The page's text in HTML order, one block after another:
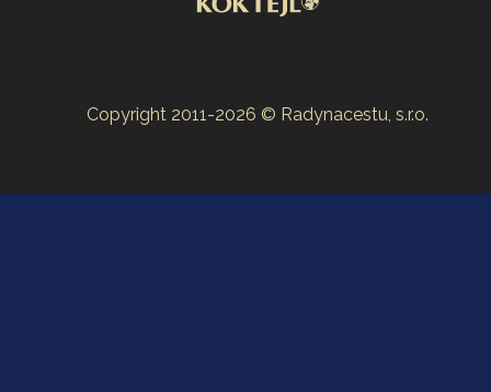
Copyright 2011-2026 © Radynacestu, s.r.o.